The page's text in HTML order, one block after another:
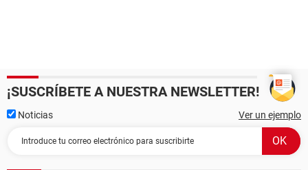
¡SUSCRÍBETE A NUESTRA NEWSLETTER!
Noticias Ver un ejemplo